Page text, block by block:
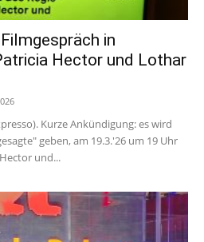
in
Hector und Lothar
Kurze Ankündigung: es wird
geben, am 19.3.'26 um 19 Uhr
und...